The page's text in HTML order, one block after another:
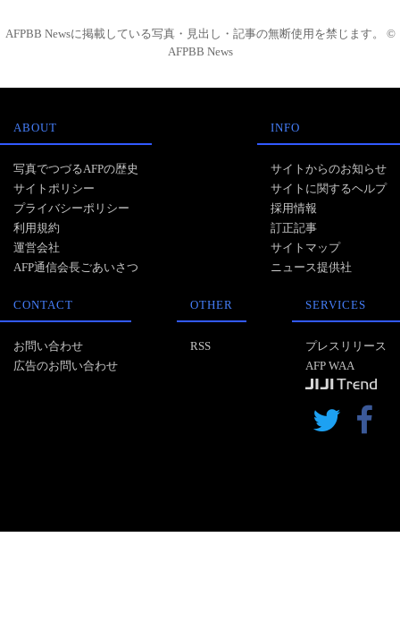
AFPBB Newsに掲載している写真・見出し・記事の無断使用を禁じます。 ©
AFPBB News
ABOUT
写真でつづるAFPの歴史
サイトポリシー
プライバシーポリシー
利用規約
運営会社
AFP通信会長ごあいさつ
INFO
サイトからのお知らせ
サイトに関するヘルプ
採用情報
訂正記事
サイトマップ
ニュース提供社
CONTACT
お問い合わせ
広告のお問い合わせ
OTHER
RSS
SERVICES
プレスリリース
AFP WAA